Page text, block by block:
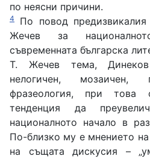
по неясни причини.
4
По повод
Жечев за
съвременната българска
Т. Жечев тема, Динеков
нелогичен,
фразеология, при това
тенденция да
националното начало в
По-близко му е мнението
на същата дискусия –